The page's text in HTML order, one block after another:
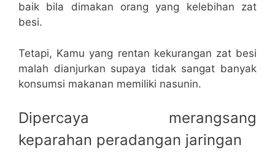
baik bila dimakan orang yang kelebihan zat
besi.
Tetapi, Kamu yang rentan kekurangan zat besi
malah dianjurkan supaya tidak sangat banyak
konsumsi makanan memiliki nasunin.
Dipercaya merangsang
keparahan peradangan jaringan